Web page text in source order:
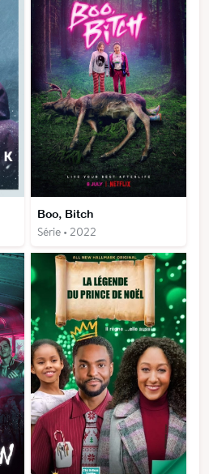
Boo, Bitch
Série • 2022